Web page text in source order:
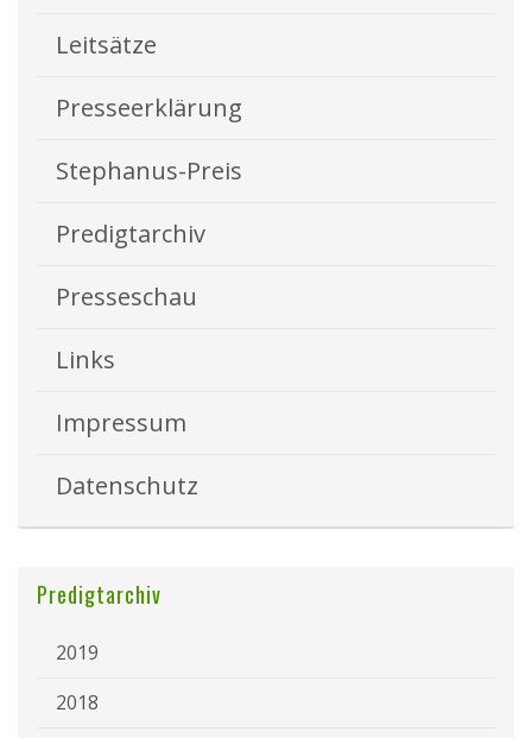
Leitsätze
Presseerklärung
Stephanus-Preis
Predigtarchiv
Presseschau
Links
Impressum
Datenschutz
Predigtarchiv
2019
2018